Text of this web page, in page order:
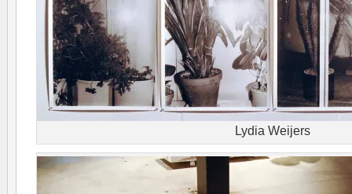
Lydia Weijers